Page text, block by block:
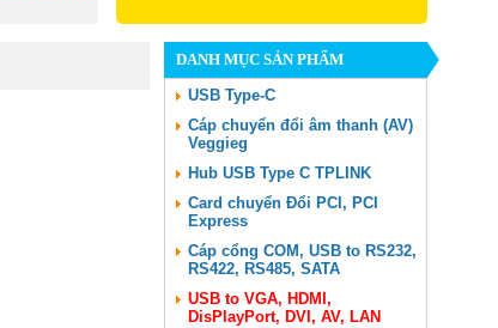
DANH MỤC SẢN PHẨM
USB Type-C
Cáp chuyển đổi âm thanh (AV)
Veggieg
Hub USB Type C TPLINK
Card chuyển Đổi PCI, PCI
Express
Cáp cổng COM, USB to RS232,
RS422, RS485, SATA
USB to VGA, HDMI,
DisPlayPort, DVI, AV, LAN